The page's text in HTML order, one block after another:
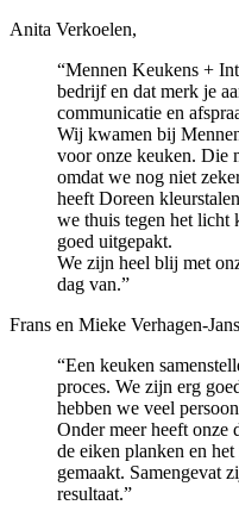
Anita Verkoelen,
“Mennen Keukens +
bedrijf en dat merk je
communicatie en
Wij kwamen bij
voor onze keuken. Die
omdat we nog niet
heeft Doreen
we thuis tegen het licht
goed uitgepakt.
We zijn heel blij met
dag van.”
Frans en Mieke Verhagen-
“Een keuken
proces. We zijn erg
hebben we veel
Onder meer heeft onze
de eiken planken en
gemaakt. Samengevat
resultaat.”